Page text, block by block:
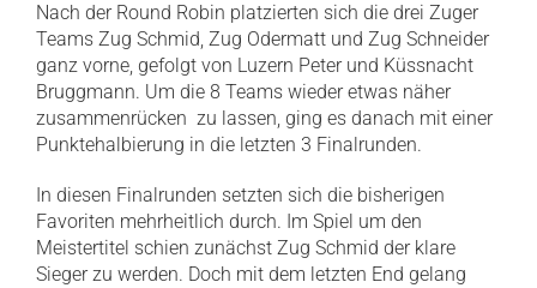
Nach der Round Robin platzierten sich die drei Zuger
Teams Zug Schmid, Zug Odermatt und Zug Schneider
ganz vorne, gefolgt von Luzern Peter und Küssnacht
Bruggmann. Um die 8 Teams wieder etwas näher
zusammenrücken zu lassen, ging es danach mit einer
Punktehalbierung in die letzten 3 Finalrunden.
In diesen Finalrunden setzten sich die bisherigen
Favoriten mehrheitlich durch. Im Spiel um den
Meistertitel schien zunächst Zug Schmid der klare
Sieger zu werden. Doch mit dem letzten End gelang